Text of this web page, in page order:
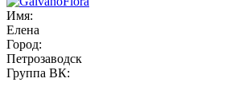
Имя:
Елена
Город:
Петрозаводск
Группа ВК: